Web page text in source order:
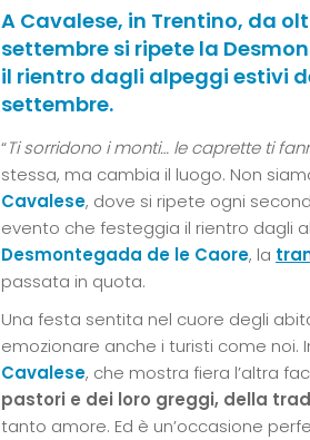
A Cavalese, in Trentino, da
settembre si ripete la
il rientro dagli alpeggi estivi
settembre.
“Ti sorridono i monti… le caprette ti
stessa, ma cambia il luogo. Non
Cavalese, dove si ripete ogni
evento che festeggia il rientro dagli
Desmontegada de le Caore, la
passata in quota.
Una festa sentita nel cuore degli
emozionare anche i turisti come noi.
Cavalese, che mostra fiera l’altra
pastori e dei loro greggi, della
tanto amore. Ed è un’occasione